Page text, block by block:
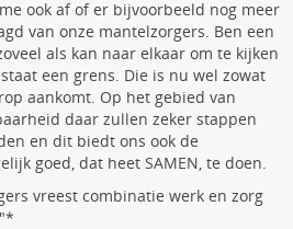
ook af of er bijvoorbeeld nog meer
van onze mantelzorgers. Ben een
als kan naar elkaar om te kijken
een grens. Die is nu wel zowat
aankomt. Op het gebied van
daar zullen zeker stappen
en dit biedt ons ook de
goed, dat heet SAMEN, te doen.
vreest combinatie werk en zorg